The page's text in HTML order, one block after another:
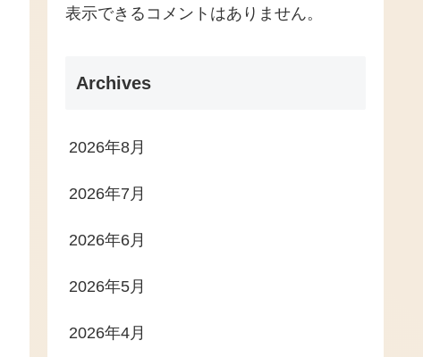
表示できるコメントはありません。
Archives
2026年8月
2026年7月
2026年6月
2026年5月
2026年4月